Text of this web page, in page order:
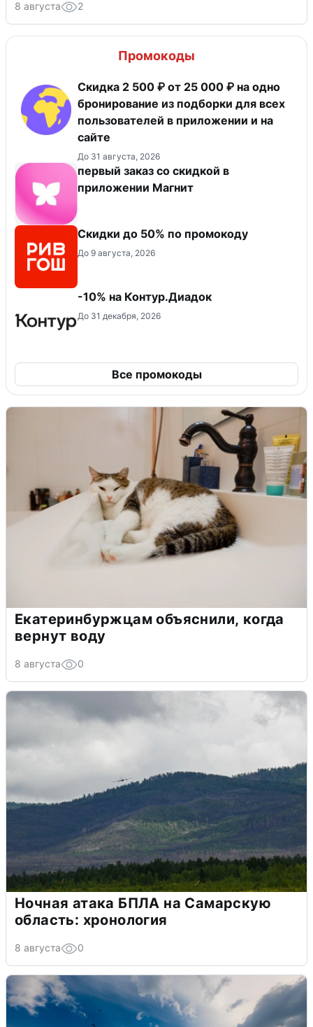
8 августа 2
Промокоды
Скидка 2 500 ₽ от 25 000 ₽ на одно
бронирование из подборки для всех
пользователей в приложении и на
сайте
До 31 августа, 2026
первый заказ со скидкой в
приложении Магнит
Скидки до 50% по промокоду
До 9 августа, 2026
-10% на Контур.Диадок
До 31 декабря, 2026
Все промокоды
Екатеринбуржцам объяснили, когда
вернут воду
8 августа 0
Ночная атака БПЛА на Самарскую
область: хронология
8 августа 0